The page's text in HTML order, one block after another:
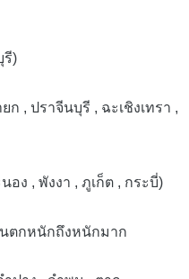
รี)
, ปราจีนบุรี , ฉะเชิงเทรา ,
ง , พังงา , ภูเก็ต , กระบี่)
นตกหนักถึงหนักมาก